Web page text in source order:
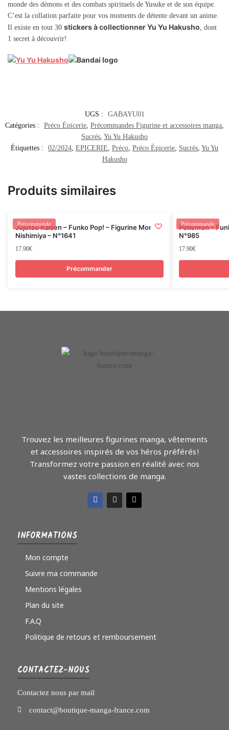
monde des démons et des combats spirituels de Yusuke et de son équipe.
C’est la collation parfaite pour vos moments de détente devant un anime.
Il existe en tout 30 stickers à collectionner Yu Yu Hakusho, dont
1 secret à découvrir!
UGS :
GABAYU01
Catégories :
Préco Épicerie Précommandes Figurine et accessoires manga
Sucrés Yu Yu Hakusho
Étiquettes :
02/2024 EPICERIE Préco Préco Épicerie Sucrés Yu Yu
Hakusho
Produits similaires
Précommande
Jujutsu Kaisen – Funko Pop! – Figurine Momo
Nishimiya – N°1641
17.90€
Précommander
Précommande
Pokemon –
N°985
17.90€
Trouvez les meilleures figurines manga, vêtements
et accessoires inspirés de vos héros préférés !
Transformez votre passion en réalité avec nos
vastes collections de manga.
INFORMATIONS
Mon compte
Suivre ma commande
Mentions légales
Plan du site
F.A.Q
Politique de retours et remboursement
CONTACTEZ-NOUS
Contactez nous par mail
contact@boutique-manga-france.com